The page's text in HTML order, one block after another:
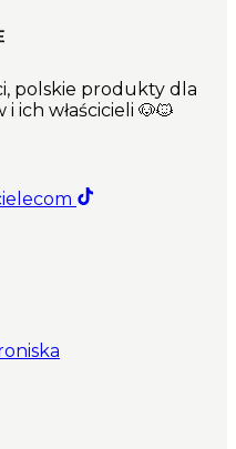
polskie produkty dla
ich właścicieli 🐶🐱